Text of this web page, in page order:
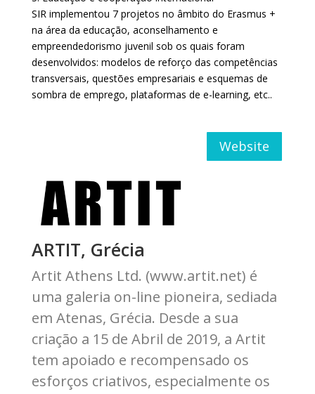
SIR implementou 7 projetos no âmbito do Erasmus +
na área da educação, aconselhamento e
empreendedorismo juvenil sob os quais foram
desenvolvidos: modelos de reforço das competências
transversais, questões empresariais e esquemas de
sombra de emprego, plataformas de e-learning, etc..
Website
ARTIT, Grécia
Artit Athens Ltd. (www.artit.net) é
uma galeria on-line pioneira, sediada
em Atenas, Grécia. Desde a sua
criação a 15 de Abril de 2019, a Artit
tem apoiado e recompensado os
esforços criativos, especialmente os